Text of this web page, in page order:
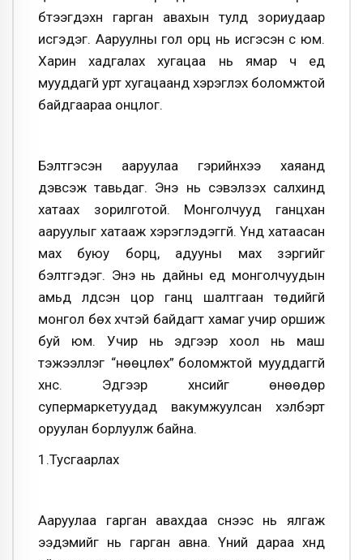
бүтээгдэхүүн гарган авахын тулд зориудаар
исгэдэг. Ааруулны гол орц нь исгэсэн сүү юм.
Харин хадгалах хугацаа нь ямар ч үед
мууддагүй урт хугацаанд хэрэглэх боломжтой
байдгаараа онцлог.
Бэлтгэсэн ааруулаа гэрийнхээ хаяанд
дэвсэж тавьдаг. Энэ нь сэвэлзэх салхинд
хатаах зорилготой. Монголчууд ганцхан
ааруулыг хатааж хэрэглэдэггүй. Үүнд хатаасан
мах буюу борц, адууны мах зэргийг
бэлтгэдэг. Энэ нь дайны үед монголчуудын
амьд үлдсэн цор ганц шалтгаан төдийгүй
монгол бөх хүчтэй байдагт хамаг учир оршиж
буй юм. Учир нь эдгээр хоол нь маш
тэжээллэг “нөөцлөх” боломжтой мууддаггүй
хүнс. Эдгээр хүнсийг өнөөдөр
супермаркетуудад вакумжуулсан хэлбэрт
оруулан борлуулж байна.
1.Тусгаарлах
Ааруулаа гарган авахдаа сүүнээс нь ялгаж
ээдэмийг нь гарган авна. Үүний дараа хүнд